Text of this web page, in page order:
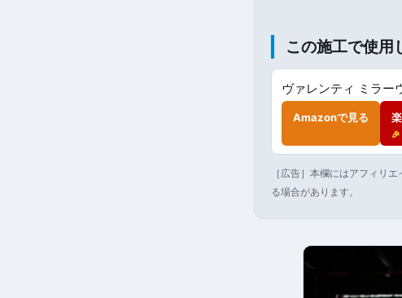
この施工で使用
ヴァレンティ ミラー
Amazonで見る
［広告］本欄にはアフィリ
る場合があります。